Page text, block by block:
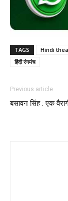
TAGS Hindi
हिंदी रंगमंच
Previous article
बसावन सिंह : एक